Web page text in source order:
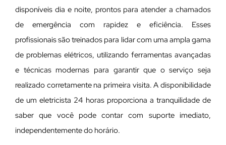
disponíveis dia e noite, prontos para atender a chamados
de emergência com rapidez e eficiência. Esses
profissionais são treinados para lidar com uma ampla gama
de problemas elétricos, utilizando ferramentas avançadas
e técnicas modernas para garantir que o serviço seja
realizado corretamente na primeira visita. A disponibilidade
de um eletricista 24 horas proporciona a tranquilidade de
saber que você pode contar com suporte imediato,
independentemente do horário.